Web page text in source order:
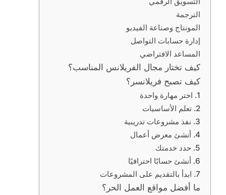
الترجمة
المونتاج وصناعة الفيديو
إدارة حسابات التواصل
المساعد الافتراضي
كيف تختار مجال الفريلانس المناسب؟
كيف تصبح فريلانسر؟
1. اختر مهارة واحدة
2. تعلم الأساسيات
3. نفذ مشروعات تدريبية
4. أنشئ معرض أعمال
5. حدد خدمتك
6. أنشئ حسابًا احترافيًا
7. ابدأ بالتقديم على المشروعات
ما أفضل مواقع العمل الحر؟